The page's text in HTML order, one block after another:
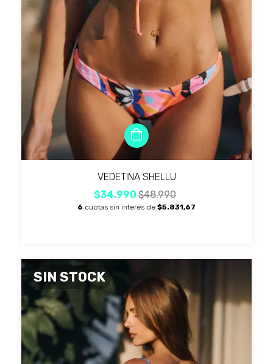
VEDETINA SHELLU
$34.990 $48.990
6 cuotas sin interés de $5.831,67
SIN STOCK